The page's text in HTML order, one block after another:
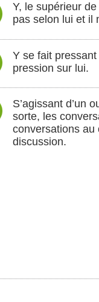
Y, le supérieur
pas selon lui et il
Y se fait
pression sur lui.
S’agissant d’un
sorte, les
conversations au
discussion.